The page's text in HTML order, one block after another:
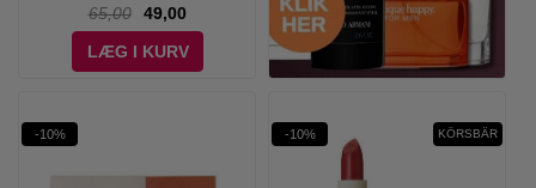
65,00
49,00
LÆG I KURV
-10% -10% KÖRSBÄR